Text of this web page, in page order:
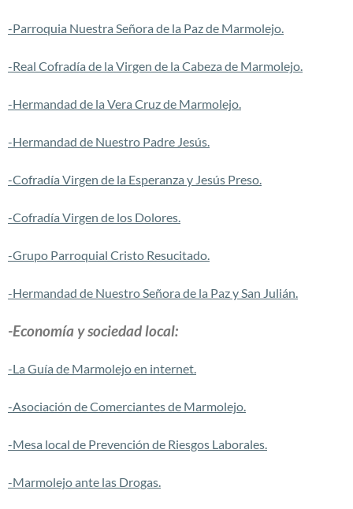
-Parroquia Nuestra Señora de la Paz de Marmolejo.
-Real Cofradía de la Virgen de la Cabeza de Marmolejo.
-Hermandad de la Vera Cruz de Marmolejo.
-Hermandad de Nuestro Padre Jesús.
-Cofradía Virgen de la Esperanza y Jesús Preso.
-Cofradía Virgen de los Dolores.
-Grupo Parroquial Cristo Resucitado.
-Hermandad de Nuestro Señora de la Paz y San Julián.
-Economía y sociedad local:
-La Guía de Marmolejo en internet.
-Asociación de Comerciantes de Marmolejo.
-Mesa local de Prevención de Riesgos Laborales.
-Marmolejo ante las Drogas.